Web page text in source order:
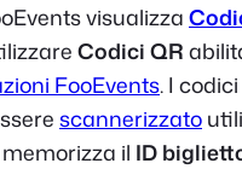
visualizza
Codici QR
FooEvents. I
scannerizzato
il ID